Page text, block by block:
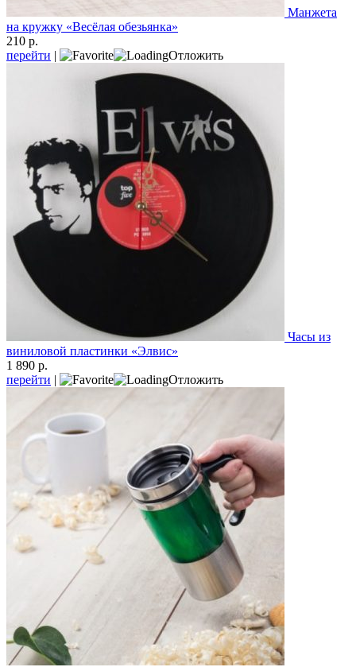
Манжета
на кружку «Весёлая обезьянка»
210 р.
перейти | Отложить
Часы из
виниловой пластинки «Элвис»
1 890 р.
перейти | Отложить